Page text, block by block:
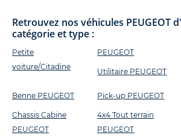
Retrouvez nos véhicules PEUGEOT
catégorie et type :
Petite
voiture/Citadine
PEUGEOT
Utilitaire PEUGEOT
Benne PEUGEOT
Chassis Cabine
PEUGEOT
Pick-up PEUGEOT
4x4 Tout terrain
PEUGEOT